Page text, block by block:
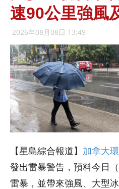
速90公里強風
2026年08月08日 13:49
【星島綜合報道】 加拿大
發出雷暴警告，預料今日
雷暴，並帶來強風、大型冰